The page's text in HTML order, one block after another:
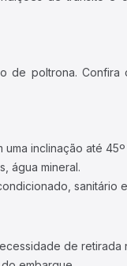
poltrona.
inclinação até
água mineral.
sanitário
de retirada